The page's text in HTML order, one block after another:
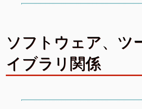
ソフトウェア、ツ
イブラリ関係